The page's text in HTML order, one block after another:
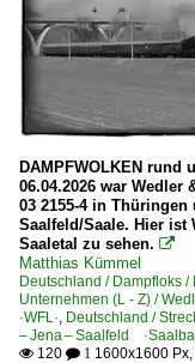
Dieselloks |
1 204 BR
1 211 BR
1 218 BR
1 218 BR
1 219 BR
1 223 BR
1 227 BR
1 228 BR
1 229 BR
DAMPFWOLKEN rund
06.04.2026 war
03 2155-4 in
Saalfeld/Saale. Hier ist
Saaletal zu sehen. 
Matthias Kümmel
Deutschland / Dampfloks
Unternehmen (L - Z) /
·WFL·, Deutschland /
– Jena – Saalfeld
 120  1 1600x1600